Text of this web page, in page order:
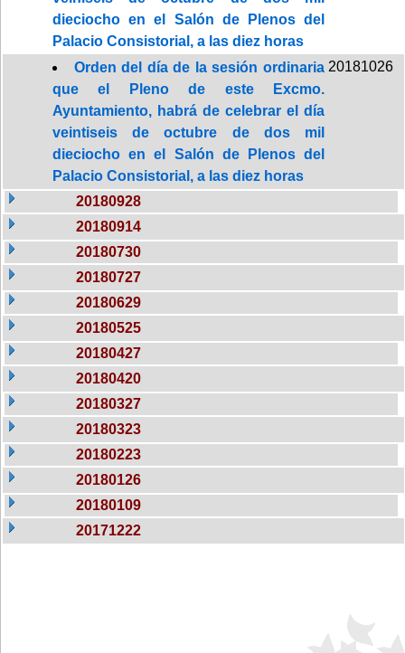
dieciocho en el Salón de Plenos del
Palacio Consistorial, a las diez horas
Orden del día de la sesión ordinaria
que el Pleno de este Excmo.
Ayuntamiento, habrá de celebrar el día
veintiseis de octubre de dos mil
dieciocho en el Salón de Plenos del
Palacio Consistorial, a las diez horas
20181026
20180928
20180914
20180730
20180727
20180629
20180525
20180427
20180420
20180327
20180323
20180223
20180126
20180109
20171222